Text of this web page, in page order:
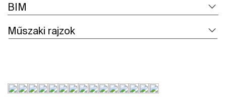
BIM
Műszaki rajzok